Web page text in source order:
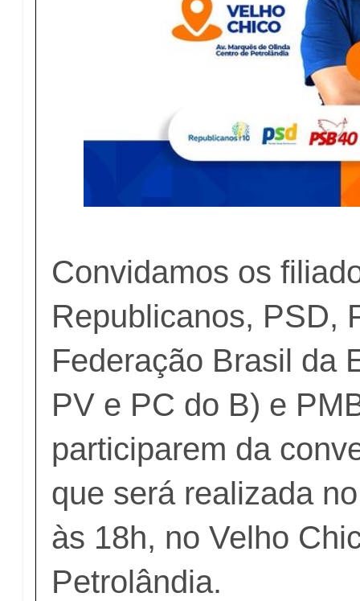
Convidamos os
Republicanos, PSD,
Federação Brasil da
PV e PC do B) e
participarem da
que será realizada
às 18h, no Velho
Petrolândia.